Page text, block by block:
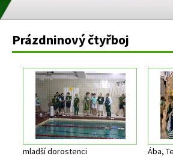
Prázdninový čtyřboj
mladší dorostenci Ába,